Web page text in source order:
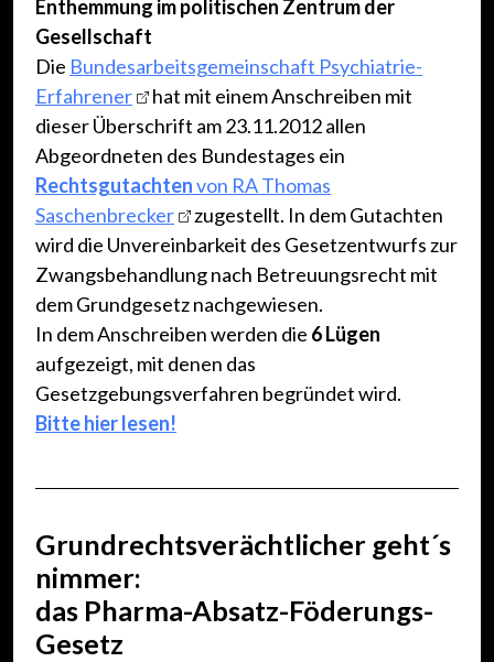
Enthemmung im politischen Zentrum der
Gesellschaft
Die Bundesarbeitsgemeinschaft Psychiatrie-
Erfahrener
hat mit einem Anschreiben mit
dieser Überschrift am 23.11.2012 allen
Abgeordneten des Bundestages ein
Rechtsgutachtenvon RA Thomas
Saschenbrecker
zugestellt. In dem Gutachten
wird die Unvereinbarkeit des Gesetzentwurfs zur
Zwangsbehandlung nach Betreuungsrecht mit
dem Grundgesetz nachgewiesen.
In dem Anschreiben werden die 6 Lügen
aufgezeigt, mit denen das
Gesetzgebungsverfahren begründet wird.
Bitte hier lesen!
Grundrechtsverächtlicher geht´s
nimmer:
das Pharma-Absatz-Föderungs-
Gesetz